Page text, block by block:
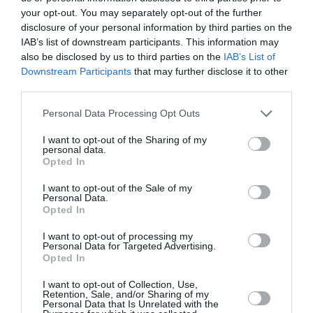
your opt-out. You may separately opt-out of the further
disclosure of your personal information by third parties on the
IAB’s list of downstream participants. This information may
also be disclosed by us to third parties on the IAB’s List of
Downstream Participants that may further disclose it to other
Please note that this website/app uses one or more Google
not limited to your visit or usage behaviour. You may click to
grant or deny consent to Google and its third-party tags to
use your data for below specified purposes in below Google
consent section.
Personal Data Processing Opt Outs
I want to opt-out of the Sharing of my
personal data.
Opted In
I want to opt-out of the Sale of my
Personal Data.
Opted In
I want to opt-out of processing my
Personal Data for Targeted Advertising.
Opted In
I want to opt-out of Collection, Use,
Retention, Sale, and/or Sharing of my
Personal Data that Is Unrelated with the
Έφυγε από τη ζωή η
δημοσιογράφος Χριστίνα
Πιτουρά